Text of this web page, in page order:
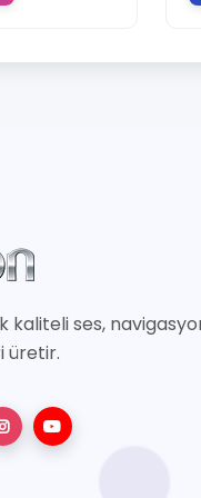
kaliteli ses,
üretir.